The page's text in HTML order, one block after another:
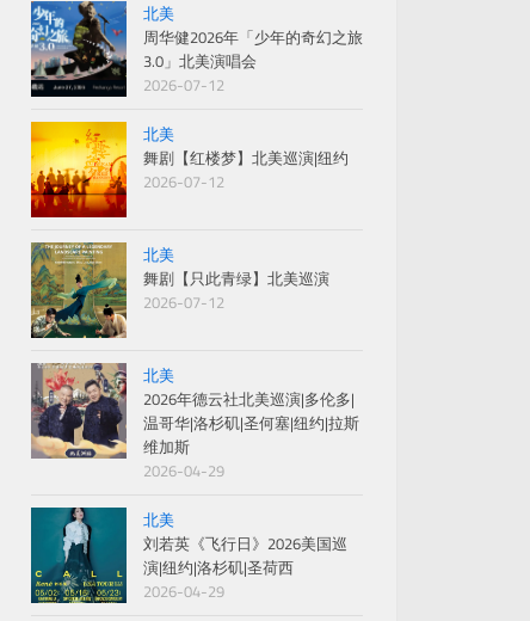
北美
周华健2026年「少年的奇幻之旅
3.0」北美演唱会
2026-07-12
北美
舞剧【红楼梦】北美巡演|纽约
2026-07-12
北美
舞剧【只此青绿】北美巡演
2026-07-12
北美
2026年德云社北美巡演|多伦多|
温哥华|洛杉矶|圣何塞|纽约|拉斯
维加斯
2026-04-29
北美
刘若英《飞行日》2026美国巡
演|纽约|洛杉矶|圣荷西
2026-04-29